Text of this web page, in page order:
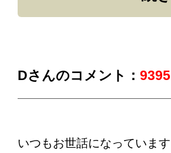
がしやすそうです。）
と、ケーブルとっかえひっ
Dさんのコメント：
いつもお世話になっています